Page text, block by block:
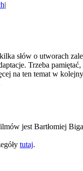
|
słów o utworach
Trzeba
na ten temat w
jest Bartłomiej
tutaj.